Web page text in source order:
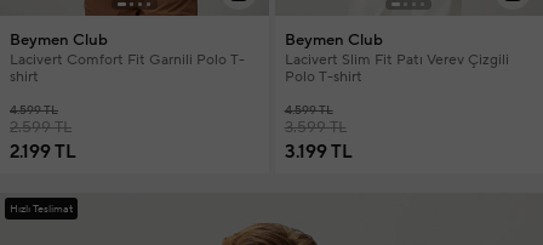
Beymen Club
Lacivert Comfort Fit Garnili Polo T-
shirt
4.599 TL
2.599 TL
2.199 TL
Beymen Club
Lacivert Slim Fit Patı Verev Çizgili
Polo T-shirt
4.599 TL
3.599 TL
3.199 TL
Hızlı Teslimat